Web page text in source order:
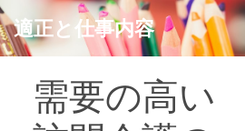
Skip
to
content
適正と仕事内容
需要の高い